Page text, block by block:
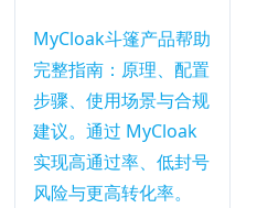
MyCloak斗篷产品帮助
完整指南：原理、配置
步骤、使用场景与合规
建议。通过 MyCloak
实现高通过率、低封号
风险与更高转化率。